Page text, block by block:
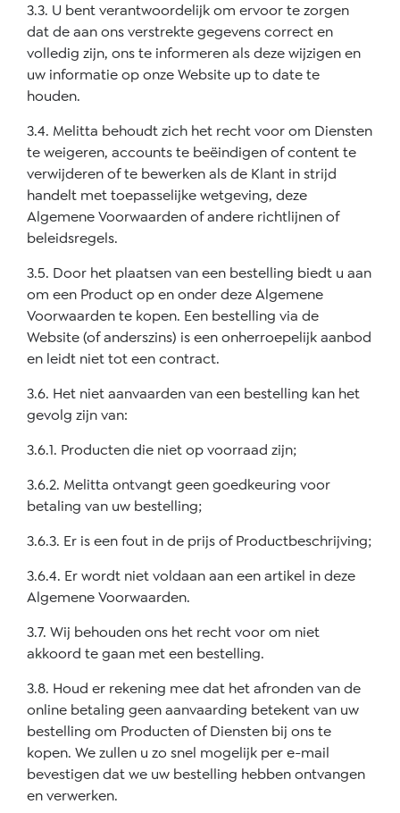
3.3. U bent verantwoordelijk om ervoor te zorgen
dat de aan ons verstrekte gegevens correct en
volledig zijn, ons te informeren als deze wijzigen en
uw informatie op onze Website up to date te
houden.
3.4. Melitta behoudt zich het recht voor om Diensten
te weigeren, accounts te beëindigen of content te
verwijderen of te bewerken als de Klant in strijd
handelt met toepasselijke wetgeving, deze
Algemene Voorwaarden of andere richtlijnen of
beleidsregels.
3.5. Door het plaatsen van een bestelling biedt u aan
om een Product op en onder deze Algemene
Voorwaarden te kopen. Een bestelling via de
Website (of anderszins) is een onherroepelijk aanbod
en leidt niet tot een contract.
3.6. Het niet aanvaarden van een bestelling kan het
gevolg zijn van:
3.6.1. Producten die niet op voorraad zijn;
3.6.2. Melitta ontvangt geen goedkeuring voor
betaling van uw bestelling;
3.6.3. Er is een fout in de prijs of Productbeschrijving;
3.6.4. Er wordt niet voldaan aan een artikel in deze
Algemene Voorwaarden.
3.7. Wij behouden ons het recht voor om niet
akkoord te gaan met een bestelling.
3.8. Houd er rekening mee dat het afronden van de
online betaling geen aanvaarding betekent van uw
bestelling om Producten of Diensten bij ons te
kopen. We zullen u zo snel mogelijk per e-mail
bevestigen dat we uw bestelling hebben ontvangen
en verwerken.